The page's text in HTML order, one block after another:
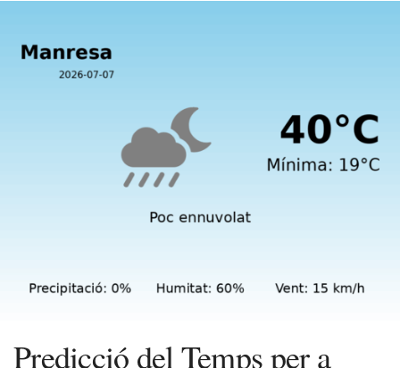
Predicció del Temps per a